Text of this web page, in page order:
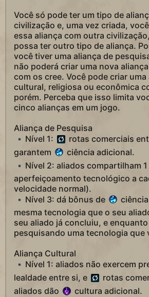
Você só pode ter um tipo de
civilização e, uma vez criada,
essa aliança com outra
possa ter outro tipo de aliança.
você tiver uma aliança de
não poderá criar uma nova
com os cree. Você pode criar
cultural, religiosa ou econômica
porém. Perceba que isso limita
cinco alianças em um jogo.
Aliança de Pesquisa
Nível 1:
rotas comerciais
garantem
ciência adicional.
Nível 2: aliados compartilham 1
aperfeiçoamento tecnológico a
velocidade normal).
Nível 3: dá bônus de
mesma tecnologia que o seu
seu aliado já concluiu, e
pesquisando uma tecnologia que
Aliança Cultural
Nível 1: aliados não exercem
lealdade entre si, e
rotas
aliados dão
cultura adicional.